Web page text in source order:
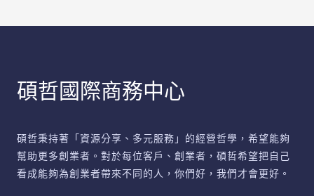
開
聰
明
荷
包
碩哲國際商務中心
碩哲秉持著「資源分享、多元服務」的經營哲學，希望能夠
幫助更多創業者。對於每位客戶、創業者，碩哲希望把自己
看成能夠為創業者帶來不同的人，你們好，我們才會更好。